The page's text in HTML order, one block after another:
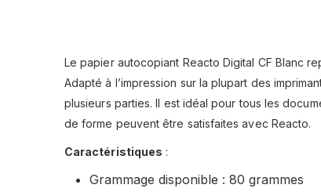
Le papier autocopiant Reacto Digital CF Blanc
Adapté à l’impression sur la plupart des
plusieurs parties. Il est idéal pour tous les
de forme peuvent être satisfaites avec Reacto.
Caractéristiques :
Grammage disponible : 80 grammes